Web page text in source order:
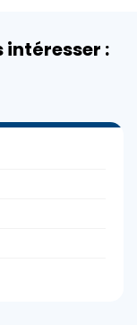
intéresser :